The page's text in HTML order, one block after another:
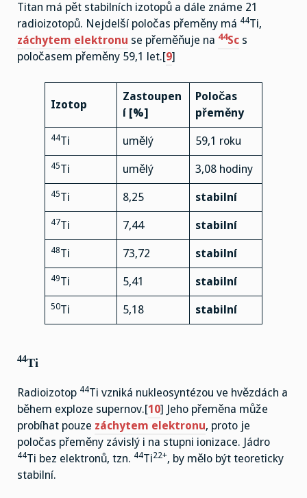
Titan má pět stabilních izotopů a dále známe 21
radioizotopů. Nejdelší poločas přeměny má 44Ti,
záchytem elektronu se přeměňuje na 44Sc s
poločasem přeměny 59,1 let.[9]
Izotop
Zastoupen
í [%]
Poločas
přeměny
44Ti umělý 59,1 roku
45Ti umělý 3,08 hodiny
45Ti 8,25 stabilní
47Ti 7,44 stabilní
48Ti 73,72 stabilní
49Ti 5,41 stabilní
50Ti 5,18 stabilní
44Ti
Radioizotop 44Ti vzniká nukleosyntézou ve hvězdách a
během exploze supernov.[10] Jeho přeměna může
probíhat pouze záchytem elektronu, proto je
poločas přeměny závislý i na stupni ionizace. Jádro
44Ti bez elektronů, tzn. 44Ti22+, by mělo být teoreticky
stabilní.